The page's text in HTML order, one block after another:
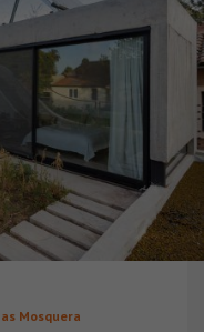
Mosquera